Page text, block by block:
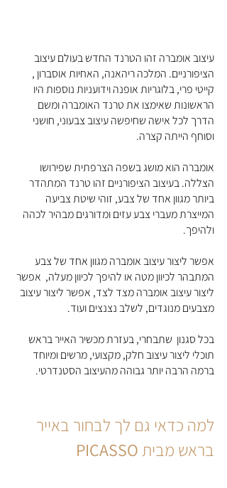
עיצוב אומברה זהו הטרנד החדש בעולם עיצוב
הציפורניים. המלכה ריהאנה, האחיות אוסברון ,
קייטי פרי, בלוגריות אופנה וידועניות נוספות היו
הראשונות שאימצו את טרנד האומברה ומשם
הדרך לכל אישה שחיפשה עיצוב צבעוני, חושני
וסוחף הייתה קצרה.
אומברה הוא מושג בשפה הצרפתית שפירושו
הצללה. בעיצוב הציפורניים זהו טרנד המתהדר
ביותר מגוון אחד של צבע, זוהי שיטת צביעה
המייצרת מעברי צבע עזים ומדורגים מבהיר לכהה
ולהיפך.
אפשר ליצור עיצוב אומברה מגוון אחד של צבע
המתבהר לכיוון מטה או להיפך לכיוון מעלה,  אפשר
ליצור עיצוב אומברה מצד לצד, אפשר ליצור עיצוב
מצבעים מנוגדים, לשלב נצנצים ועוד.
בכל סגנון  שתבחרי, בעזרת מכשיר האייר בראש
תוכלי ליצור עיצוב חלק, מקצועי, מרשים ומיוחד
ברמה הרבה יותר גבוהה מהעיצוב הסטנדרטי.
למה כדאי גם לך לבחור באייר
בראש מבית